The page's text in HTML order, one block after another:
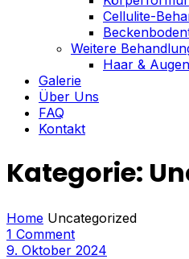
Cellulite-
Weitere
Haar &
Galerie
Über Uns
FAQ
Kontakt
Kategorie:
Home Uncategorized
1 Comment
9. Oktober 2024